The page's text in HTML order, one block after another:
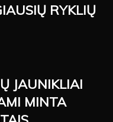
RYKLIŲ
JAUNIKLIAI
MINTA